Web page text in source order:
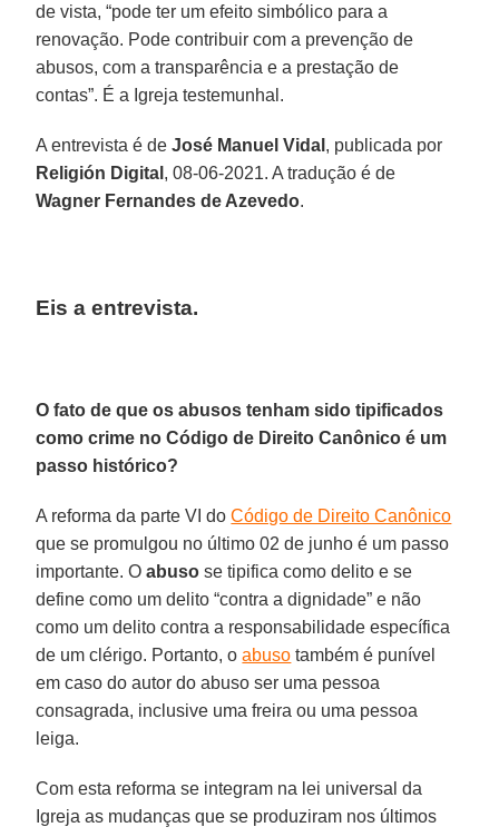
de vista, “pode ter um efeito simbólico para a
renovação. Pode contribuir com a prevenção de
abusos, com a transparência e a prestação de
contas”. É a Igreja testemunhal.
A entrevista é deJosé Manuel Vidal , publicada por
Religión Digital , 08-06-2021. A tradução é de
Wagner Fernandes de Azevedo.
Eis a entrevista.
O fato de que os abusos tenham sido tipificados
como crime no Código de Direito Canônico é um
passo histórico?
A reforma da parte VI doCódigo de Direito Canônico
que se promulgou no último 02 de junho é um passo
importante. Oabuso se tipifica como delito e se
define como um delito “contra a dignidade” e não
como um delito contra a responsabilidade específica
de um clérigo. Portanto, oabuso também é punível
em caso do autor do abuso ser uma pessoa
consagrada, inclusive uma freira ou uma pessoa
leiga.
Com esta reforma se integram na lei universal da
Igreja as mudanças que se produziram nos últimos